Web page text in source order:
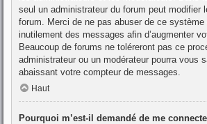
seul un administrateur du forum peut modifier
forum. Merci de ne pas abuser de ce système
inutilement des messages afin d’augmenter
Beaucoup de forums ne toléreront pas ce
administrateur ou un modérateur pourra vous
abaissant votre compteur de messages.
Haut
Pourquoi m’est-il demandé de me